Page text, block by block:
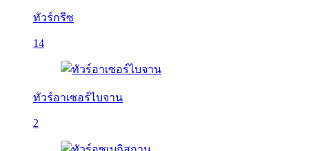
ทัวร์กรีซ
14
ทัวร์อาเซอร์ไบจาน
2